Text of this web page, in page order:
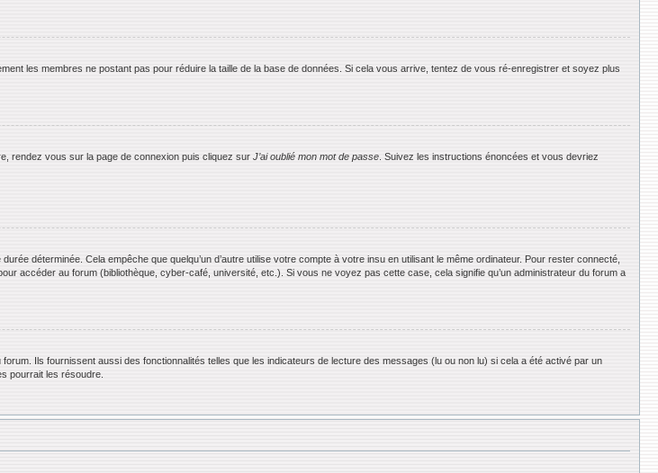
les membres ne postant pas pour réduire la taille de la base de données. Si cela vous arrive, tentez de vous ré-enregistrer et soyez plus
rendez vous sur la page de connexion puis cliquez sur J’ai oublié mon mot de passe . Suivez les instructions énoncées et vous devriez
déterminée. Cela empêche que quelqu’un d’autre utilise votre compte à votre insu en utilisant le même ordinateur. Pour rester connecté,
accéder au forum (bibliothèque, cyber-café, université, etc.). Si vous ne voyez pas cette case, cela signifie qu’un administrateur du forum a
Ils fournissent aussi des fonctionnalités telles que les indicateurs de lecture des messages (lu ou non lu) si cela a été activé par un
pourrait les résoudre.